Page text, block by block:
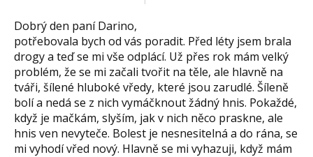
Dobrý den paní Darino,
potřebovala bych od vás poradit. Před léty jsem brala
drogy a teď se mi vše odplácí. Už přes rok mám velký
problém, že se mi začali tvořit na těle, ale hlavně na
tváři, šílené hluboké vředy, které jsou zarudlé. Šíleně
bolí a nedá se z nich vymáčknout žádný hnis. Pokaždé,
když je mačkám, slyším, jak v nich něco praskne, ale
hnis ven nevyteče. Bolest je nesnesitelná a do rána, se
mi vyhodí vřed nový. Hlavně se mi vyhazuji, když mám